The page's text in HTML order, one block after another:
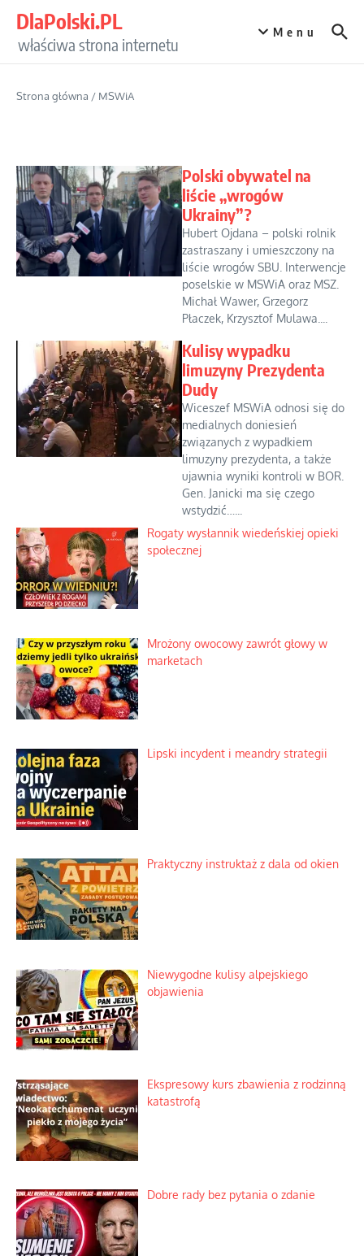
DlaPolski.PL
właściwa strona internetu
Menu
Strona główna / MSWiA
Polski obywatel na
liście „wrogów
Ukrainy”?
Hubert Ojdana – polski rolnik
zastraszany i umieszczony na
liście wrogów SBU. Interwencje
poselskie w MSWiA oraz MSZ.
Michał Wawer, Grzegorz
Płaczek, Krzysztof Mulawa....
Kulisy wypadku
limuzyny Prezydenta
Dudy
Wiceszef MSWiA odnosi się do
medialnych doniesień
związanych z wypadkiem
limuzyny prezydenta, a także
ujawnia wyniki kontroli w BOR.
Gen. Janicki ma się czego
wstydzić…...